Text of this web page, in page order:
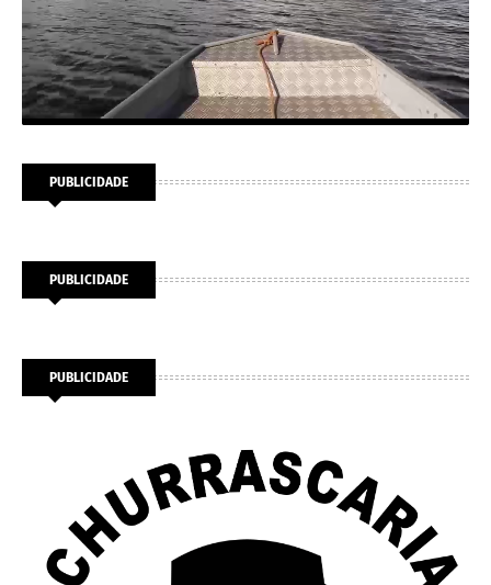
PUBLICIDADE
PUBLICIDADE
PUBLICIDADE